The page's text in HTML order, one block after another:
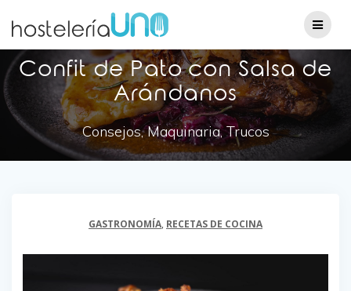
Confit de Pato con Salsa de
Arándanos
Consejos, Maquinaria, Trucos
GASTRONOMÍA, RECETAS DE COCINA